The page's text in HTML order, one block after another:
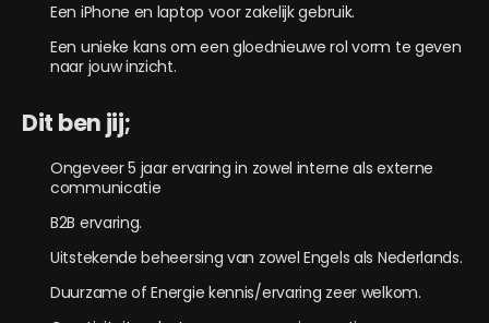
Een iPhone en laptop voor zakelijk gebruik.
Een unieke kans om een gloednieuwe rol vorm te geven
naar jouw inzicht.
Dit ben jij;
Ongeveer 5 jaar ervaring in zowel interne als externe
communicatie
B2B ervaring.
Uitstekende beheersing van zowel Engels als Nederlands.
Duurzame of Energie kennis/ervaring zeer welkom.